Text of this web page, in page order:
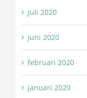
juli 2020
juni 2020
februari 2020
januari 2020